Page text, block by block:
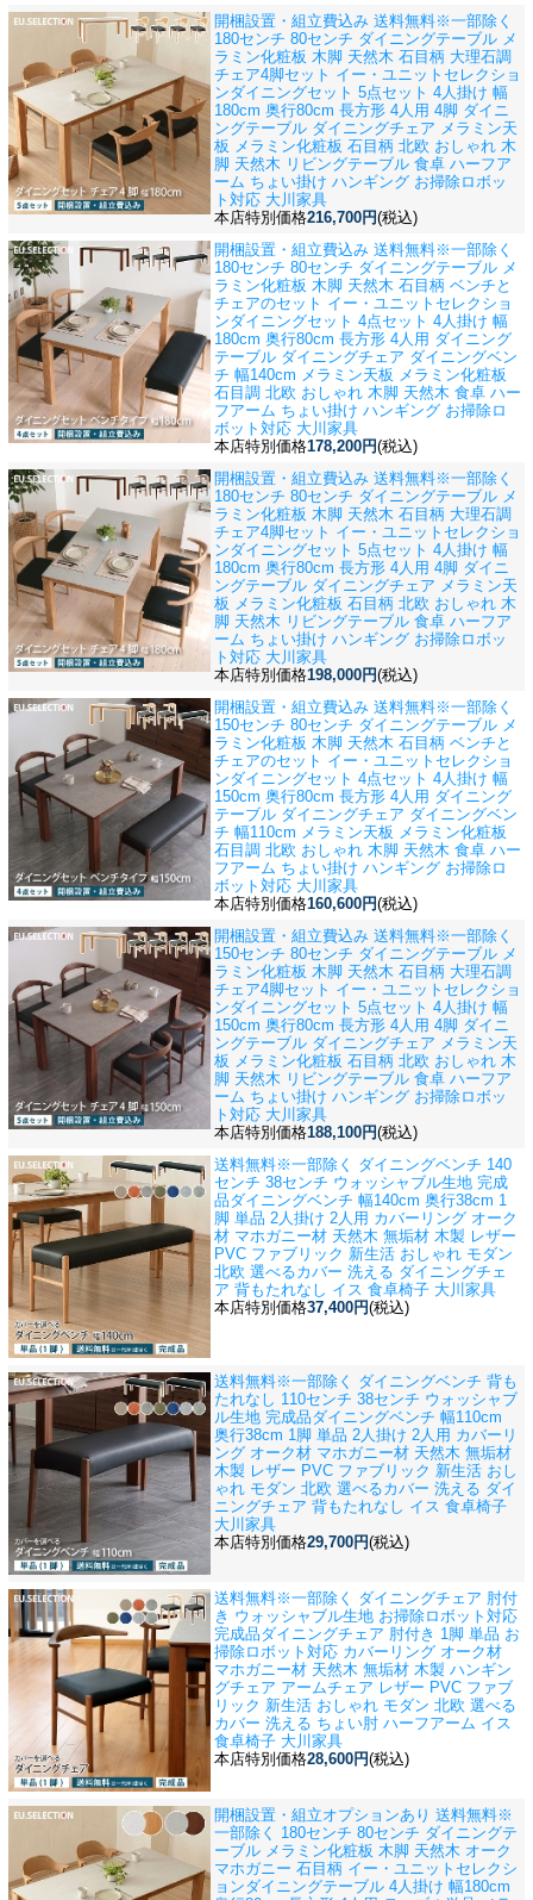
開梱設置・組立費込み 送料無料※一部除く
180センチ 80センチ ダイニングテーブル メ
ラミン化粧板 木脚 天然木 石目柄 大理石調
チェア4脚セット イー・ユニットセレクショ
ンダイニングセット 5点セット 4人掛け 幅
180cm 奥行80cm 長方形 4人用 4脚 ダイニ
ングテーブル ダイニングチェア メラミン天
板 メラミン化粧板 石目柄 北欧 おしゃれ 木
脚 天然木 リビングテーブル 食卓 ハーフア
ーム ちょい掛け ハンギング お掃除ロボッ
ト対応 大川家具
本店特別価格216,700円(税込)
開梱設置・組立費込み 送料無料※一部除く
180センチ 80センチ ダイニングテーブル メ
ラミン化粧板 木脚 天然木 石目柄 ベンチと
チェアのセット イー・ユニットセレクショ
ンダイニングセット 4点セット 4人掛け 幅
180cm 奥行80cm 長方形 4人用 ダイニング
テーブル ダイニングチェア ダイニングベン
チ 幅140cm メラミン天板 メラミン化粧板
石目調 北欧 おしゃれ 木脚 天然木 食卓 ハー
フアーム ちょい掛け ハンギング お掃除ロ
ボット対応 大川家具
本店特別価格178,200円(税込)
開梱設置・組立費込み 送料無料※一部除く
180センチ 80センチ ダイニングテーブル メ
ラミン化粧板 木脚 天然木 石目柄 大理石調
チェア4脚セット イー・ユニットセレクショ
ンダイニングセット 5点セット 4人掛け 幅
180cm 奥行80cm 長方形 4人用 4脚 ダイニ
ングテーブル ダイニングチェア メラミン天
板 メラミン化粧板 石目柄 北欧 おしゃれ 木
脚 天然木 リビングテーブル 食卓 ハーフア
ーム ちょい掛け ハンギング お掃除ロボッ
ト対応 大川家具
本店特別価格198,000円(税込)
開梱設置・組立費込み 送料無料※一部除く
150センチ 80センチ ダイニングテーブル メ
ラミン化粧板 木脚 天然木 石目柄 ベンチと
チェアのセット イー・ユニットセレクショ
ンダイニングセット 4点セット 4人掛け 幅
150cm 奥行80cm 長方形 4人用 ダイニング
テーブル ダイニングチェア ダイニングベン
チ 幅110cm メラミン天板 メラミン化粧板
石目調 北欧 おしゃれ 木脚 天然木 食卓 ハー
フアーム ちょい掛け ハンギング お掃除ロ
ボット対応 大川家具
本店特別価格160,600円(税込)
開梱設置・組立費込み 送料無料※一部除く
150センチ 80センチ ダイニングテーブル メ
ラミン化粧板 木脚 天然木 石目柄 大理石調
チェア4脚セット イー・ユニットセレクショ
ンダイニングセット 5点セット 4人掛け 幅
150cm 奥行80cm 長方形 4人用 4脚 ダイニ
ングテーブル ダイニングチェア メラミン天
板 メラミン化粧板 石目柄 北欧 おしゃれ 木
脚 天然木 リビングテーブル 食卓 ハーフア
ーム ちょい掛け ハンギング お掃除ロボッ
ト対応 大川家具
本店特別価格188,100円(税込)
送料無料※一部除く ダイニングベンチ 140
センチ 38センチ ウォッシャブル生地 完成
品ダイニングベンチ 幅140cm 奥行38cm 1
脚 単品 2人掛け 2人用 カバーリング オーク
材 マホガニー材 天然木 無垢材 木製 レザー
PVC ファブリック 新生活 おしゃれ モダン
北欧 選べるカバー 洗える ダイニングチェ
ア 背もたれなし イス 食卓椅子 大川家具
本店特別価格37,400円(税込)
送料無料※一部除く ダイニングベンチ 背も
たれなし 110センチ 38センチ ウォッシャブ
ル生地 完成品ダイニングベンチ 幅110cm
奥行38cm 1脚 単品 2人掛け 2人用 カバーリ
ング オーク材 マホガニー材 天然木 無垢材
木製 レザー PVC ファブリック 新生活 おし
ゃれ モダン 北欧 選べるカバー 洗える ダイ
ニングチェア 背もたれなし イス 食卓椅子
大川家具
本店特別価格29,700円(税込)
送料無料※一部除く ダイニングチェア 肘付
き ウォッシャブル生地 お掃除ロボット対応
完成品ダイニングチェア 肘付き 1脚 単品 お
掃除ロボット対応 カバーリング オーク材
マホガニー材 天然木 無垢材 木製 ハンギン
グチェア アームチェア レザー PVC ファブ
リック 新生活 おしゃれ モダン 北欧 選べる
カバー 洗える ちょい肘 ハーフアーム イス
食卓椅子 大川家具
本店特別価格28,600円(税込)
開梱設置・組立オプションあり 送料無料※
一部除く 180センチ 80センチ ダイニングテ
ーブル メラミン化粧板 木脚 天然木 オーク
マホガニー 石目柄 イー・ユニットセレクシ
ョンダイニングテーブル 4人掛け 幅180cm